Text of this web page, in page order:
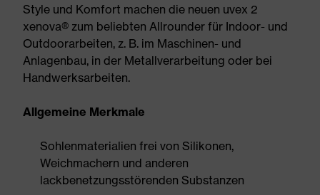
Style und Komfort machen die neuen uvex 2
xenova® zum beliebten Allrounder für Indoor- und
Outdoorarbeiten, z. B. im Maschinen- und
Anlagenbau, in der Metallverarbeitung oder bei
Handwerksarbeiten.
Allgemeine Merkmale
Sohlenmaterialien frei von Silikonen,
Weichmachern und anderen
lackbenetzungsstörenden Substanzen